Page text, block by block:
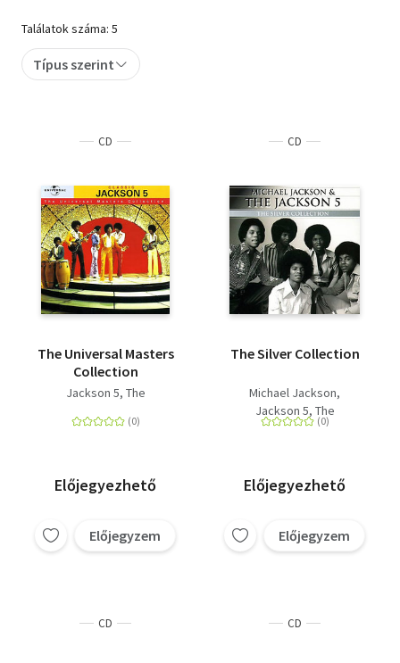
Művészet
Szakkönyv
Tankönyv, segédkönyv
Társadalomtudomány
Természettudomány
Történelem
Vallás
Találatok száma: 5
Típus szerint
CD
The Universal Masters
Collection
Jackson 5, The
Előjegyezhető
Előjegyzem
CD
The Silver Collection
Michael Jackson
Jackson 5, The
Előjegyezhető
Előjegyzem
CD CD